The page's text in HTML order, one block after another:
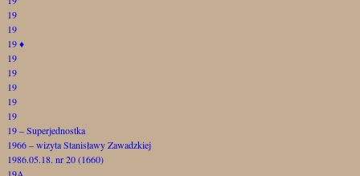
19
19
19♦
19
19
19
19
19
19 – Superjednostka
1966 – wizyta Stanisławy Zawadzkiej
1986.05.18. nr 20 (1660)
19A